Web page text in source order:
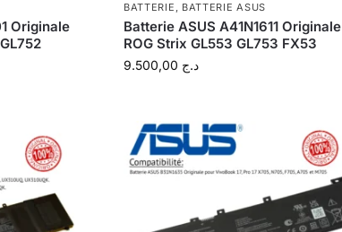
Originale
BATTERIE , BATTERIE ASUS
Batterie ASUS A41N1611 Originale
ROG Strix GL553 GL753 FX53
د.ج